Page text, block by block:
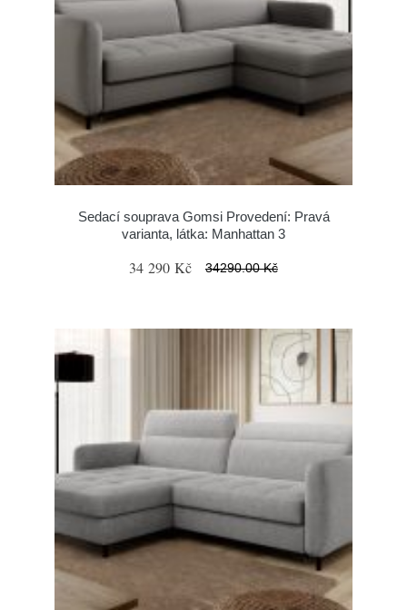
Sedací souprava Gomsi Provedení: Pravá
varianta, látka: Manhattan 3
34 290 Kč 34290.00 Kč